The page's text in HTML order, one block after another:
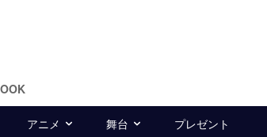
アニメ 舞台 プレゼント